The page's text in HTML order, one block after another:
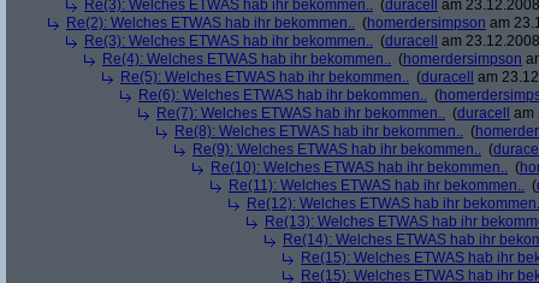
Re(3): Welches ETWAS hab ihr bekommen.. (duracell
am
Re(2): Welches ETWAS hab ihr bekommen.. (homerdersimpson am
Re(3): Welches ETWAS hab ihr bekommen.. (duracell
am
Re(4): Welches ETWAS hab ihr bekommen.. (homerdersimpson
Re(5): Welches ETWAS hab ihr bekommen.. (duracell
am
Re(6): Welches ETWAS hab ihr bekommen.. (
Re(7): Welches ETWAS hab ihr bekommen.. (duracell
am
Re(8): Welches ETWAS hab ihr bekommen.. (
Re(9): Welches ETWAS hab ihr bekommen.. (
Re(10): Welches ETWAS hab ihr bekommen.. (
Re(11): Welches ETWAS hab ihr bekommen.. (
Re(12): Welches ETWAS hab ihr
Re(13): Welches ETWAS hab ihr
Re(14): Welches ETWAS hab ihr
Re(15): Welches ETWAS hab ihr
Re(15): Welches ETWAS hab ihr